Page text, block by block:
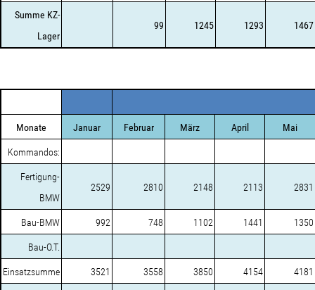
Summe KZ-
Lager
99 1245 1293 1467
Monate Januar Februar März April Mai
Kommandos:
Fertigung-
BMW
2529 2810 2148 2113 2831
Bau-BMW 992 748 1102 1441 1350
Bau-O.T.
Einsatzsumme 3521 3558 3850 4154 4181